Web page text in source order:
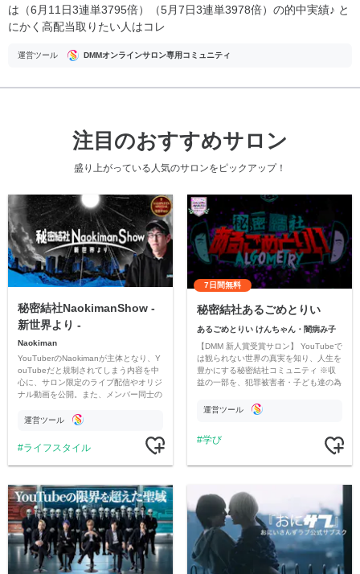
は（6月11日3連単3795倍）（5月7日3連単3978倍）の的中実績♪ と
にかく高配当取りたい人はコレ
運営ツール DMMオンラインサロン専用コミュニティ
注目のおすすめサロン
盛り上がっている人気のサロンをピックアップ！
秘密結社NaokimanShow -
新世界より -
Naokiman
YouTuberのNaokimanが主体となり、Y
ouTubeだと規制されてしまう内容を中
心に、サロン限定のライブ配信やオリジ
ナル動画を公開。また、メンバー同士の
ただいています。
運営ツール
ライフスタイル
7日間無料
秘密結社あるごめとりい
あるごめとりい けんちゃん・闇病み子
【DMM 新人賞受賞サロン】 YouTubeで
は観られない世界の真実を知り、人生を
豊かにする秘密結社コミュニティ ※収
益の一部を、犯罪被害者・子ども達の為
す運営ツール
学び